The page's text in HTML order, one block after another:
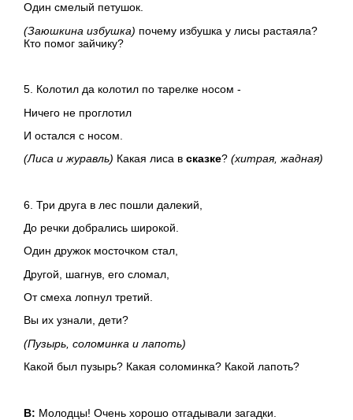
Один смелый петушок.
(Заюшкина избушка) почему избушка у лисы растаяла?
Кто помог зайчику?
5. Колотил да колотил по тарелке носом -
Ничего не проглотил
И остался с носом.
(Лиса и журавль) Какая лиса в сказке? (хитрая, жадная)
6. Три друга в лес пошли далекий,
До речки добрались широкой.
Один дружок мосточком стал,
Другой, шагнув, его сломал,
От смеха лопнул третий.
Вы их узнали, дети?
(Пузырь, соломинка и лапоть)
Какой был пузырь? Какая соломинка? Какой лапоть?
В: Молодцы! Очень хорошо отгадывали загадки.